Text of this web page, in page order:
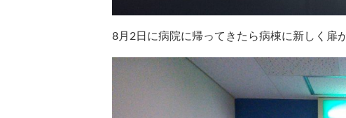
8月2日に病院に帰ってきたら病棟に新しく扉